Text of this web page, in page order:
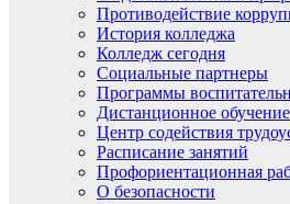
Противодействие
История колледжа
Колледж сегодня
Социальные партнеры
Программы
Дистанционное обучение
Центр содействия
Расписание занятий
Профориентационная
О безопасности